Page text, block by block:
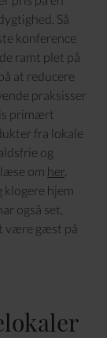
Så
konference
ramt plet på
at reducere
praksisser
primært
fra lokale
og
om her.
klogere hjem
også set,
være gæst på